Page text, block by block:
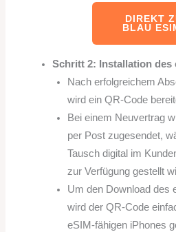
DIREKT
BLAU
Schritt 2: Installation des
Nach erfolgreichem
wird ein QR-Code
Bei einem Neuvertrag
per Post zugesendet,
Tausch digital im
zur Verfügung gestellt
Um den Download des
wird der QR-Code
eSIM-fähigen iPhones